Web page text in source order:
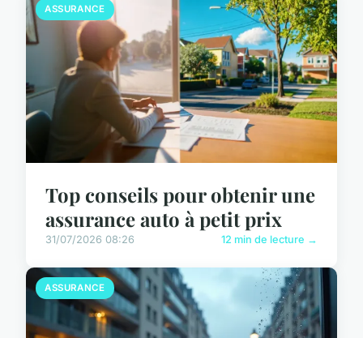
ASSURANCE
Top conseils pour obtenir une
assurance auto à petit prix
31/07/2026 08:26 12 min de lecture →
ASSURANCE